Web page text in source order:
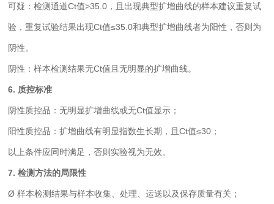
可疑：检测通道Ct值>35.0，且出现典型扩增曲线的样本建议重复试
验，重复试验结果出现Ct值≤35.0和典型扩增曲线者为阳性，否则为
阴性。
阴性：样本检测结果无Ct值且无明显的扩增曲线。
6. 质控标准
阴性质控品：无明显扩增曲线或无Ct值显示；
阳性质控品：扩增曲线有明显指数生长期，且Ct值≤30；
以上条件应同时满足，否则实验视为无效。
7. 检测方法的局限性
Ø 样本检测结果与样本收集、处理、运送以及保存质量有关；